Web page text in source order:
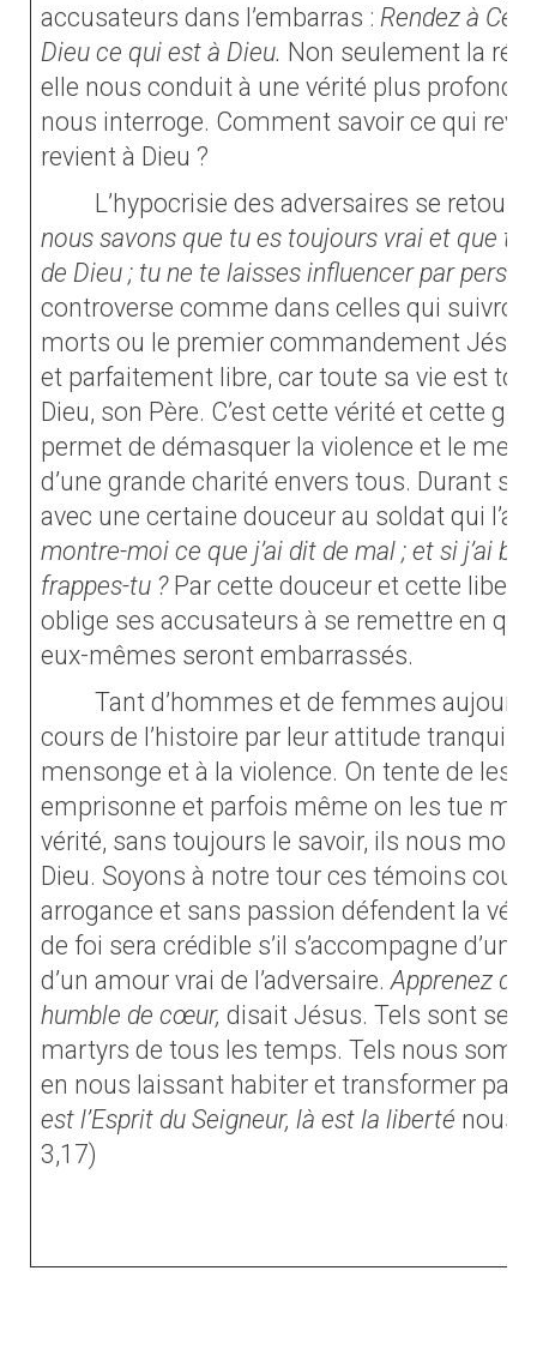
accusateurs dans l’embarras : Rendez à
Dieu ce qui est à Dieu. Non seulement la
elle nous conduit à une vérité plus profonde
nous interroge. Comment savoir ce qui
revient à Dieu ?
L’hypocrisie des adversaires se
nous savons que tu es toujours vrai et que tu
de Dieu ; tu ne te laisses influencer par
controverse comme dans celles qui
morts ou le premier commandement
et parfaitement libre, car toute sa vie est
Dieu, son Père. C’est cette vérité et cette
permet de démasquer la violence et le
d’une grande charité envers tous. Durant
avec une certaine douceur au soldat qui l’a
montre-moi ce que j’ai dit de mal ; et si j’ai
frappes-tu ?Par cette douceur et cette
oblige ses accusateurs à se remettre en
eux-mêmes seront embarrassés.
Tant d’hommes et de femmes
cours de l’histoire par leur attitude
mensonge et à la violence. On tente de les
emprisonne et parfois même on les tue
vérité, sans toujours le savoir, ils nous
Dieu. Soyons à notre tour ces témoins
arrogance et sans passion défendent la
de foi sera crédible s’il s’accompagne
d’un amour vrai de l’adversaire.Apprenez de
humble de cœur, disait Jésus. Tels sont ses
martyrs de tous les temps. Tels nous
en nous laissant habiter et transformer par
est l’Esprit du Seigneur, là est la liberté nous
3,17)